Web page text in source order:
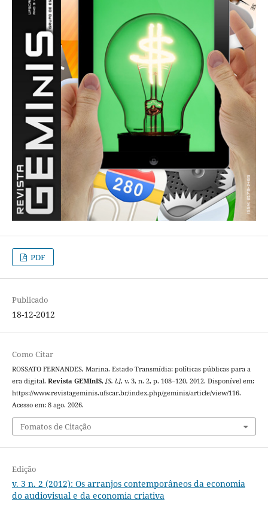
PDF
Publicado
18-12-2012
Como Citar
ROSSATO FERNANDES, Marina. Estado Transmídia: políticas públicas para a
era digital. Revista GEMInIS, [S. l.], v. 3, n. 2, p. 108–120, 2012. Disponível em:
https://www.revistageminis.ufscar.br/index.php/geminis/article/view/116.
Acesso em: 8 ago. 2026.
Fomatos de Citação
Edição
v. 3 n. 2 (2012): Os arranjos contemporâneos da economia
do audiovisual e da economia criativa